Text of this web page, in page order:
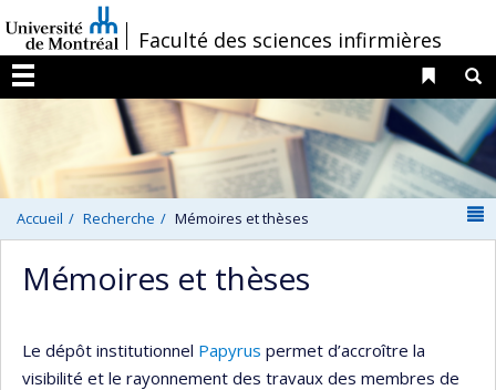
au
contenu
/Faculté des sciences infirmières
Menu
Liens
Accueil Recherche Mémoires et thèses
Mémoires et thèses
Le dépôt institutionnel Papyrus permet d’accroître la
visibilité et le rayonnement des travaux des membres de